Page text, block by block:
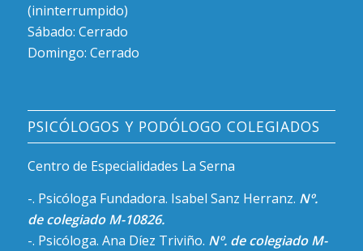
(ininterrumpido)
Sábado: Cerrado
Domingo: Cerrado
PSICÓLOGOS Y PODÓLOGO COLEGIADOS
Centro de Especialidades La Serna
-. Psicóloga Fundadora. Isabel Sanz Herranz. Nº.
de colegiado M-10826.
-. Psicóloga. Ana Díez Triviño. Nº. de colegiado M-